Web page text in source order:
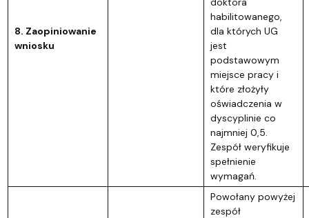
8. Zaopiniowanie
wniosku
habilitowanego,
dla których UG
jest
podstawowym
miejsce pracy i
które złożyły
oświadczenia w
dyscyplinie co
najmniej 0,5.
Zespół weryfikuje
spełnienie
wymagań.
Powołany powyżej
zespół